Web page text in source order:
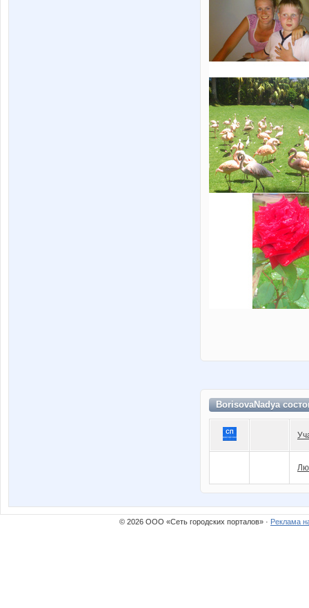
BorisovaNadya
© 2026 ООО «Сеть городских порталов» · Реклама